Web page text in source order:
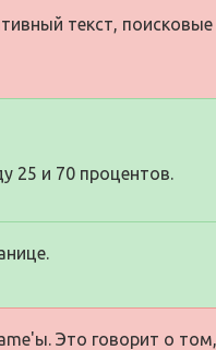
текст,
25 и 70 процентов.
Это говорит о